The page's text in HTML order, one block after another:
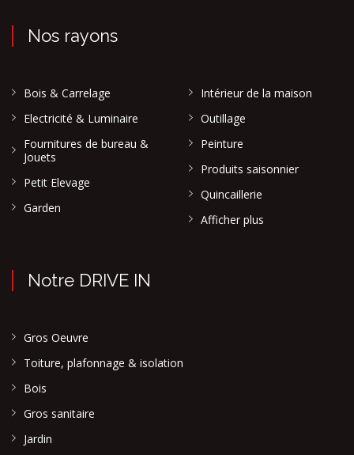
Nos rayons
Bois & Carrelage
Electricité & Luminaire
Fournitures de bureau &
Jouets
Petit Elevage
Garden
Intérieur de la maison
Outillage
Peinture
Produits saisonnier
Quincaillerie
Afficher plus
Notre DRIVE IN
Gros Oeuvre
Toiture, plafonnage & isolation
Bois
Gros sanitaire
Jardin